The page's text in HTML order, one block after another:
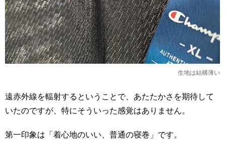
生地は結構薄い
遠赤外線を輻射するということで、あたたかさを期待して
いたのですが、特にそういった感覚はありません。
第一印象は「着心地のいい、普通の寝巻」です。